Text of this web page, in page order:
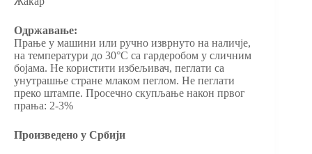
Одржавање:
Прање у машини или ручно изврнуто на наличје,
на температури до 30°C са гардеробом у сличним
бојама. Не користити избељивач, пеглати са
унутрашње стране млаком пеглом. Не пеглати
преко штампе. Просечно скупљање након првог
прања: 2-3%
Произведено у Србији